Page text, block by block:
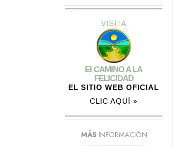
VISITA
El CAMINO A LA
FELICIDAD
EL SITIO WEB OFICIAL
CLIC AQUÍ »
MÁSINFORMACIÓN